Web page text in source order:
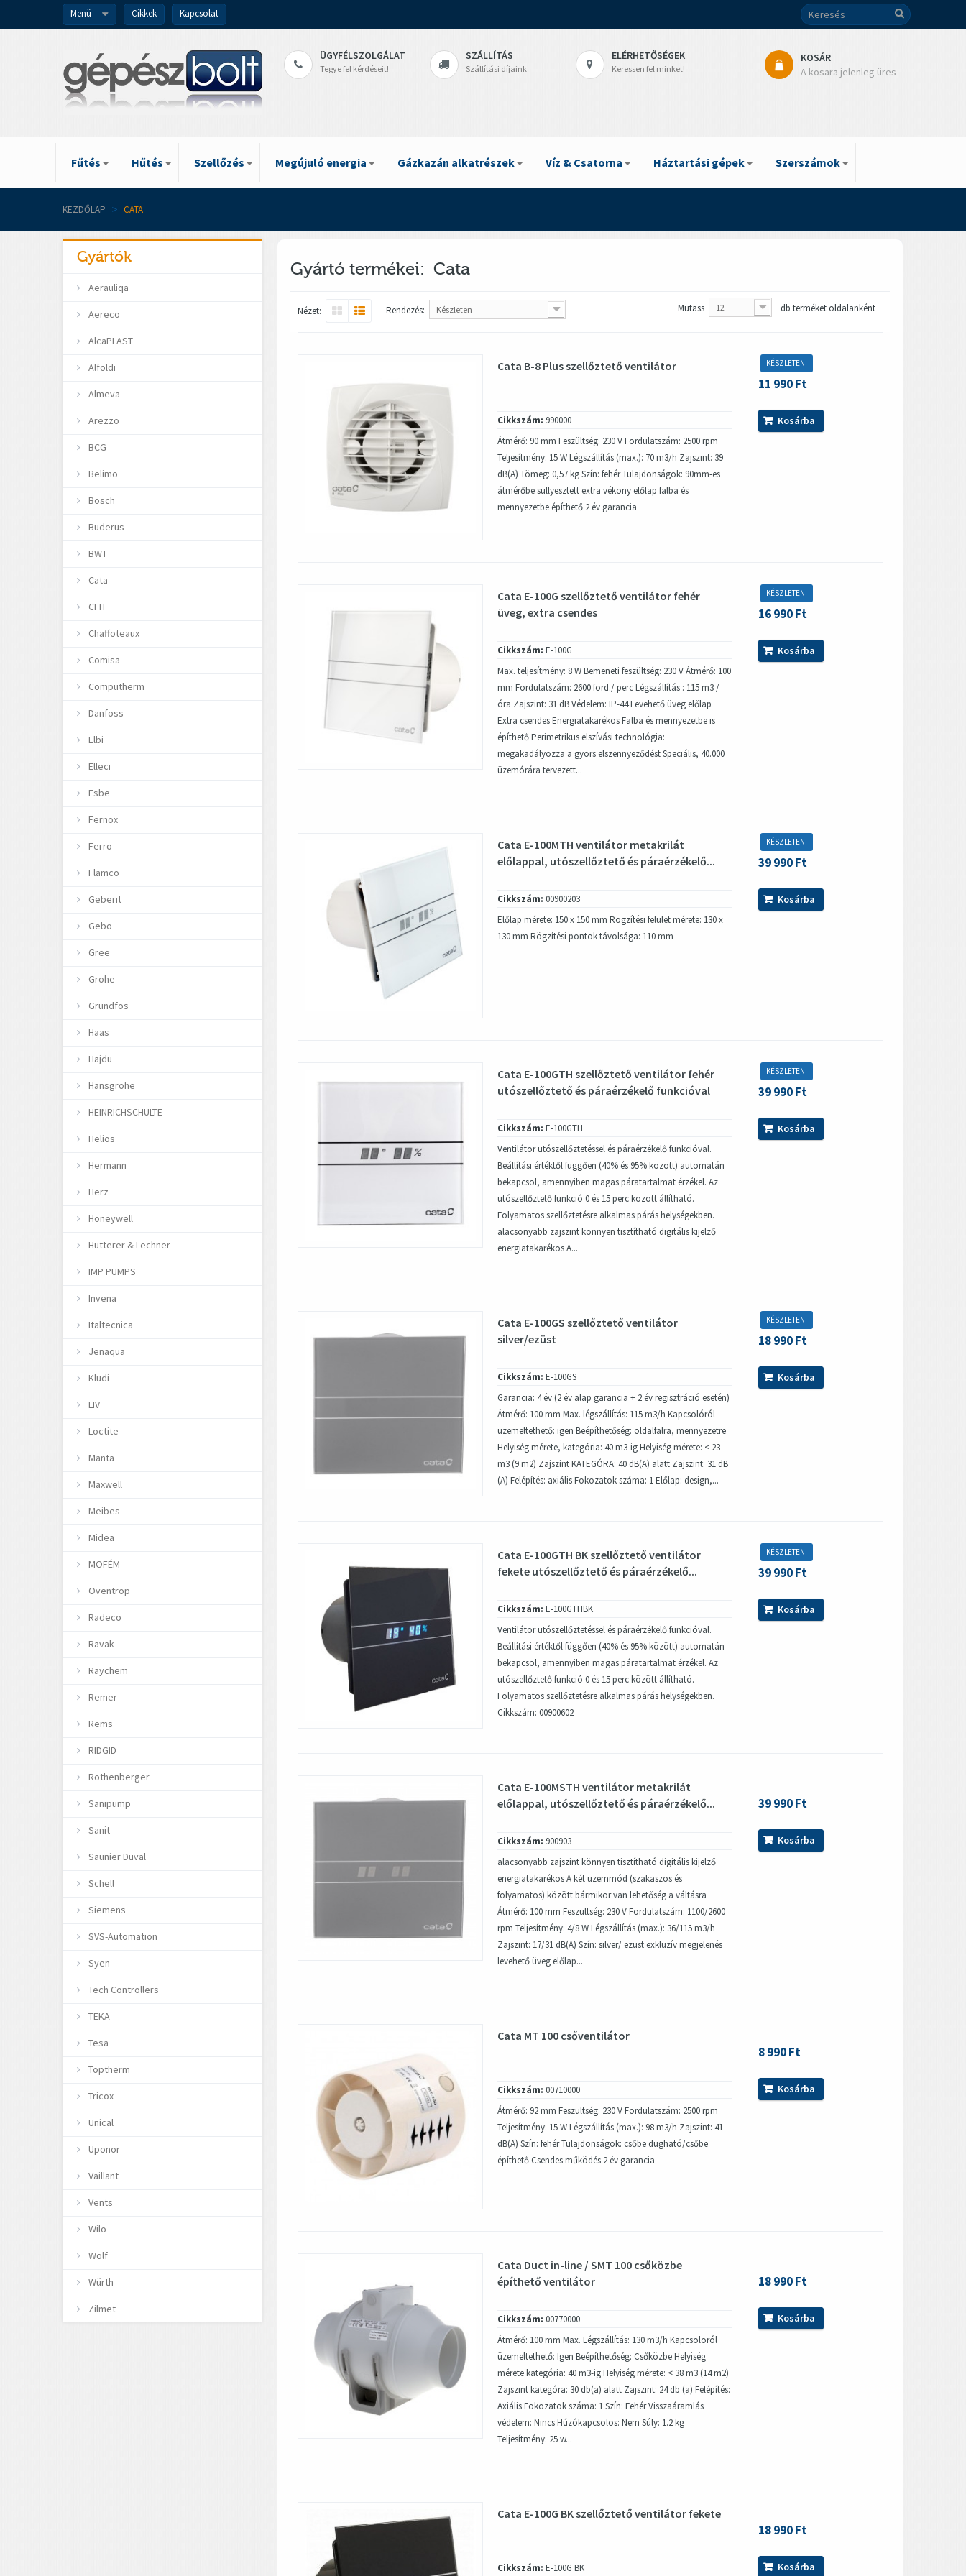
Menü Cikkek Kapcsolat
ÜGYFÉLSZOLGÁLAT
Tegye fel kérdéseit!
SZÁLLÍTÁS
Szállítási díjaink
ELÉRHETŐSÉGEK
Keressen fel minket!
KOSÁR
A kosara jelenleg üres
Fűtés Hűtés Szellőzés Megújuló energia Gázkazán alkatrészek Víz & Csatorna Háztartási gépek Szerszámok
KEZDŐLAP > CATA
Gyártók
Aerauliqa
Aereco
AlcaPLAST
Alföldi
Almeva
Arezzo
BCG
Belimo
Bosch
Buderus
BWT
Cata
CFH
Chaffoteaux
Comisa
Computherm
Danfoss
Elbi
Elleci
Esbe
Fernox
Ferro
Flamco
Geberit
Gebo
Gree
Grohe
Grundfos
Haas
Hajdu
Hansgrohe
HEINRICHSCHULTE
Helios
Hermann
Herz
Honeywell
Hutterer & Lechner
IMP PUMPS
Invena
Italtecnica
Jenaqua
Kludi
LIV
Loctite
Manta
Maxwell
Meibes
Midea
MOFÉM
Oventrop
Radeco
Ravak
Raychem
Remer
Rems
RIDGID
Rothenberger
Sanipump
Sanit
Saunier Duval
Schell
Siemens
SVS-Automation
Syen
Tech Controllers
TEKA
Tesa
Toptherm
Tricox
Unical
Uponor
Vaillant
Vents
Wilo
Wolf
Würth
Zilmet
Gyártó termékei: Cata
Nézet: Rendezés: Készleten Mutass 12 db terméket oldalanként
Cata B-8 Plus szellőztető ventilátor
Cikkszám: 990000
Átmérő: 90 mm Feszültség: 230 V Fordulatszám: 2500 rpm
Teljesítmény: 15 W Légszállítás (max.): 70 m3/h Zajszint: 39
dB(A) Tömeg: 0,57 kg Szín: fehér Tulajdonságok: 90mm-es
átmérőbe süllyesztett extra vékony előlap falba és
mennyezetbe építhető 2 év garancia
KÉSZLETEN!
11 990 Ft
Kosárba
Cata E-100G szellőztető ventilátor fehér
üveg, extra csendes
Cikkszám: E-100G
Max. teljesítmény: 8 W Bemeneti feszültség: 230 V Átmérő: 100
mm Fordulatszám: 2600 ford./ perc Légszállítás : 115 m3 /
óra Zajszint: 31 dB Védelem: IP-44 Levehető üveg előlap
Extra csendes Energiatakarékos Falba és mennyezetbe is
építhető Perimetrikus elszívási technológia:
megakadályozza a gyors elszennyeződést Speciális, 40.000
üzemórára tervezett...
KÉSZLETEN!
16 990 Ft
Kosárba
Cata E-100MTH ventilátor metakrilát
előlappal, utószellőztető és páraérzékelő...
Cikkszám: 00900203
Előlap mérete: 150 x 150 mm Rögzítési felület mérete: 130 x
130 mm Rögzítési pontok távolsága: 110 mm
KÉSZLETEN!
39 990 Ft
Kosárba
Cata E-100GTH szellőztető ventilátor fehér
utószellőztető és páraérzékelő funkcióval
Cikkszám: E-100GTH
Ventilátor utószellőztetéssel és páraérzékelő funkcióval.
Beállítási értéktől függően (40% és 95% között) automatán
bekapcsol, amennyiben magas páratartalmat érzékel. Az
utószellőztető funkció 0 és 15 perc között állítható.
Folyamatos szellőztetésre alkalmas párás helységekben.
alacsonyabb zajszint könnyen tisztítható digitális kijelző
energiatakarékos A...
KÉSZLETEN!
39 990 Ft
Kosárba
Cata E-100GS szellőztető ventilátor
silver/ezüst
Cikkszám: E-100GS
Garancia: 4 év (2 év alap garancia + 2 év regisztráció esetén)
Átmérő: 100 mm Max. légszállítás: 115 m3/h Kapcsolóról
üzemeltethető: igen Beépíthetőség: oldalfalra, mennyezetre
Helyiség mérete, kategória: 40 m3-ig Helyiség mérete: < 23
m3 (9 m2) Zajszint KATEGÓRA: 40 dB(A) alatt Zajszint: 31 dB
(A) Felépítés: axiális Fokozatok száma: 1 Előlap: design,...
KÉSZLETEN!
18 990 Ft
Kosárba
Cata E-100GTH BK szellőztető ventilátor
fekete utószellőztető és páraérzékelő...
Cikkszám: E-100GTHBK
Ventilátor utószellőztetéssel és páraérzékelő funkcióval.
Beállítási értéktől függően (40% és 95% között) automatán
bekapcsol, amennyiben magas páratartalmat érzékel. Az
utószellőztető funkció 0 és 15 perc között állítható.
Folyamatos szellőztetésre alkalmas párás helységekben.
Cikkszám: 00900602
KÉSZLETEN!
39 990 Ft
Kosárba
Cata E-100MSTH ventilátor metakrilát
előlappal, utószellőztető és páraérzékelő...
Cikkszám: 900903
alacsonyabb zajszint könnyen tisztítható digitális kijelző
energiatakarékos A két üzemmód (szakaszos és
folyamatos) között bármikor van lehetőség a váltásra
Átmérő: 100 mm Feszültség: 230 V Fordulatszám: 1100/2600
rpm Teljesítmény: 4/8 W Légszállítás (max.): 36/115 m3/h
Zajszint: 17/31 dB(A) Szín: silver/ ezüst exkluzív megjelenés
levehető üveg előlap...
39 990 Ft
Kosárba
Cata MT 100 csőventilátor
Cikkszám: 00710000
Átmérő: 92 mm Feszültség: 230 V Fordulatszám: 2500 rpm
Teljesítmény: 15 W Légszállítás (max.): 98 m3/h Zajszint: 41
dB(A) Szín: fehér Tulajdonságok: csőbe dugható/csőbe
építhető Csendes működés 2 év garancia
8 990 Ft
Kosárba
Cata Duct in-line / SMT 100 csőközbe
építhető ventilátor
Cikkszám: 00770000
Átmérő: 100 mm Max. Légszállítás: 130 m3/h Kapcsoloról
üzemeltethető: Igen Beépíthetőség: Csőközbe Helyiség
mérete kategória: 40 m3-ig Helyiség mérete: < 38 m3 (14 m2)
Zajszint kategóra: 30 db(a) alatt Zajszint: 24 db (a) Felépítés:
Axiális Fokozatok száma: 1 Szín: Fehér Visszaáramlás
védelem: Nincs Húzókapcsolos: Nem Súly: 1.2 kg
Teljesítmény: 25 w...
18 990 Ft
Kosárba
Cata E-100G BK szellőztető ventilátor fekete
Cikkszám: E-100G BK
18 990 Ft
Kosárba